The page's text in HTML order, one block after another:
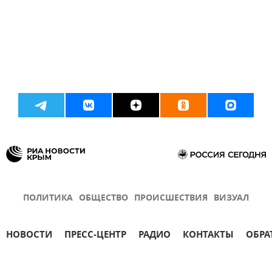
ПОЛИТИКА ОБЩЕСТВО ПРОИСШЕСТВИЯ ВИЗУАЛ
НОВОСТИ ПРЕСС-ЦЕНТР РАДИО КОНТАКТЫ